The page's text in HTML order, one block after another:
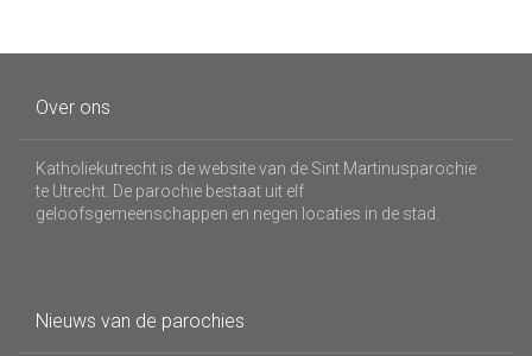
Over ons
Katholiekutrecht is de website van de Sint Martinusparochie
te Utrecht. De parochie bestaat uit elf
geloofsgemeenschappen en negen locaties in de stad.
Nieuws van de parochies